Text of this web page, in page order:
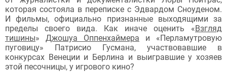
которая состояла в переписке с Эдвардом Сноуденом.
И фильмы, официально признанные выходящими за
пределы своего вида. Как иначе оценить «Взгляд
тишины» Джошуа Оппенхаймера и «Перламутровую
пуговицу» Патрисио Гусмана, участвовавшие в
конкурсах Венеции и Берлина и выигравшие у хозяев
этой песочницы, у игрового кино?